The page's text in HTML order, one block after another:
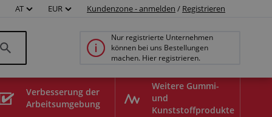
AT EUR Kundenzone - anmelden / Registrieren
Nur registrierte Unternehmen
können bei uns Bestellungen
machen. Hier registrieren.
Verbesserung der
Arbeitsumgebung
Weitere Gummi-
und
Kunststoffprodukte